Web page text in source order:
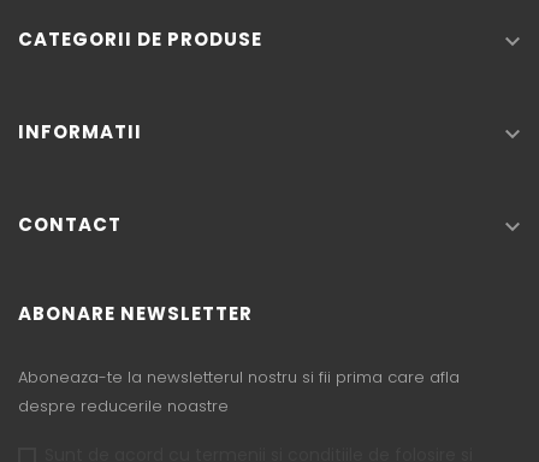
CATEGORII DE PRODUSE 
INFORMATII 
CONTACT 
ABONARE NEWSLETTER
Aboneaza-te la newsletterul nostru si fii prima care afla
despre reducerile noastre